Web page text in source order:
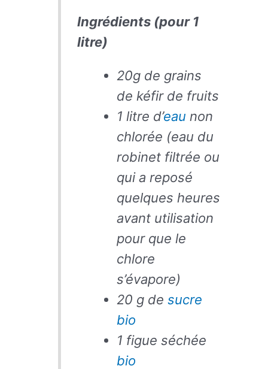
Ingrédients (pour 1
litre)
20g de grains
de kéfir de fruits
1 litre d’eau non
chlorée (eau du
robinet filtrée ou
qui a reposé
quelques heures
avant utilisation
pour que le
chlore
s’évapore)
20 g de sucre
bio
1 figue séchée
bio